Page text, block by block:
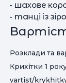
- шахове
- танці із
Розклади та
Крихітки 1
vartist/